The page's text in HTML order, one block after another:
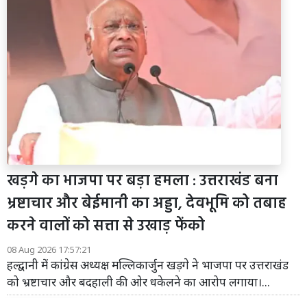
खड़गे का भाजपा पर बड़ा हमला : उत्तराखंड बना
भ्रष्टाचार और बेईमानी का अड्डा, देवभूमि को तबाह
करने वालों को सत्ता से उखाड़ फेंको
08 Aug 2026 17:57:21
हल्द्वानी में कांग्रेस अध्यक्ष मल्लिकार्जुन खड़गे ने भाजपा पर उत्तराखंड
को भ्रष्टाचार और बदहाली की ओर धकेलने का आरोप लगाया।...